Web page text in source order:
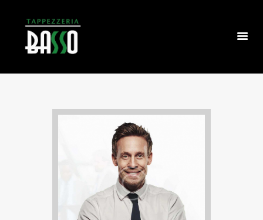
CHI SIAMO
COSA FACCIAMO
I NOSTRI LAVORI